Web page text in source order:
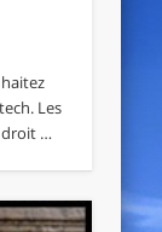
Les
droit …